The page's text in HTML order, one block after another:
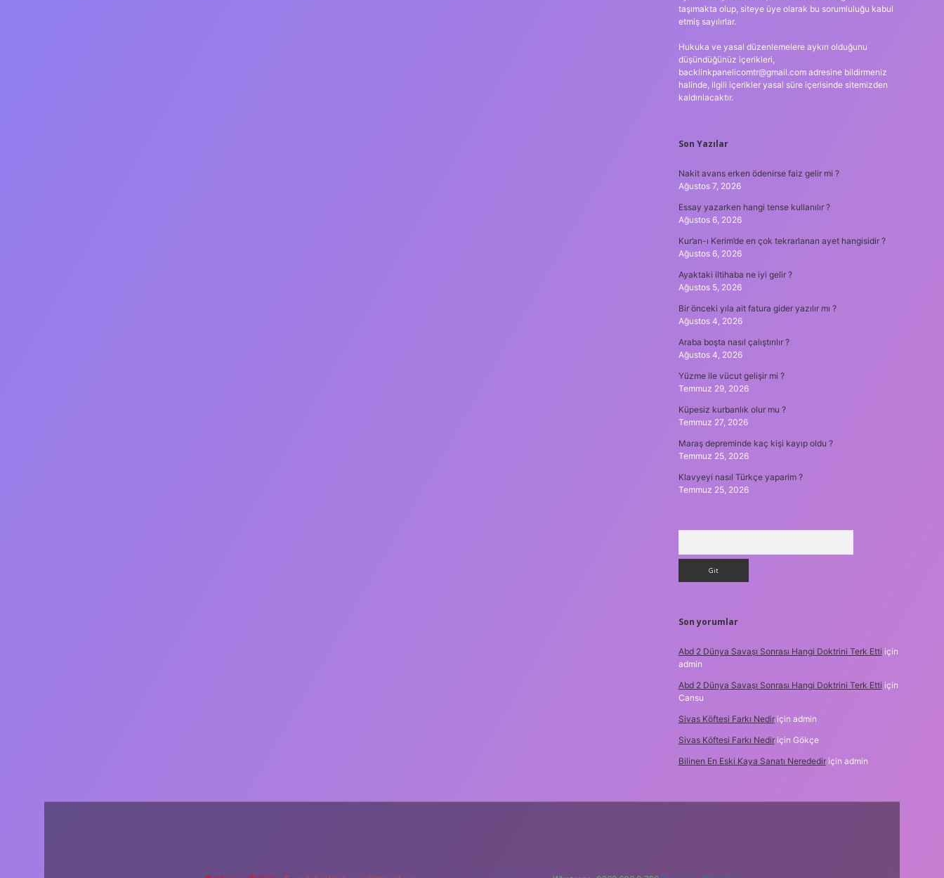
taşımakta olup, siteye üye olarak bu sorumluluğu kabul
etmiş sayılırlar.
Hukuka ve yasal düzenlemelere aykırı olduğunu
düşündüğünüz içerikleri,
backlinkpanelicomtr@gmail.comadresine bildirmeniz
halinde, ilgili içerikler yasal süre içerisinde sitemizden
kaldırılacaktır.
Son Yazılar
Nakit avans erken ödenirse faiz gelir mi ?
Ağustos 7, 2026
Essay yazarken hangi tense kullanılır ?
Ağustos 6, 2026
Kur’an-ı Kerim’de en çok tekrarlanan ayet hangisidir ?
Ağustos 6, 2026
Ayaktaki iltihaba ne iyi gelir ?
Ağustos 5, 2026
Bir önceki yıla ait fatura gider yazılır mı ?
Ağustos 4, 2026
Araba boşta nasıl çalıştırılır ?
Ağustos 4, 2026
Yüzme ile vücut gelişir mi ?
Temmuz 29, 2026
Küpesiz kurbanlık olur mu ?
Temmuz 27, 2026
Maraş depreminde kaç kişi kayıp oldu ?
Temmuz 25, 2026
Klavyeyi nasıl Türkçe yaparim ?
Temmuz 25, 2026
Son yorumlar
Abd 2 Dünya Savaşı Sonrası Hangi Doktrini Terk Etti için
admin
Abd 2 Dünya Savaşı Sonrası Hangi Doktrini Terk Etti için
Cansu
Sivas Köftesi Farkı Nediriçin admin
Sivas Köftesi Farkı Nediriçin Gökçe
Bilinen En Eski Kaya Sanatı Neredediriçin admin